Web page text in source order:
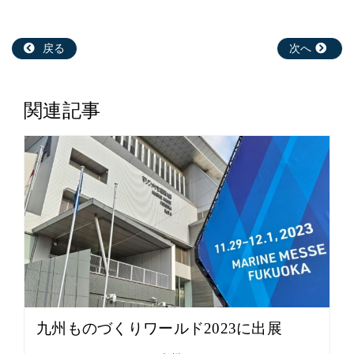
戻る 次へ
関連記事
九州ものづくりワールド2023に出展